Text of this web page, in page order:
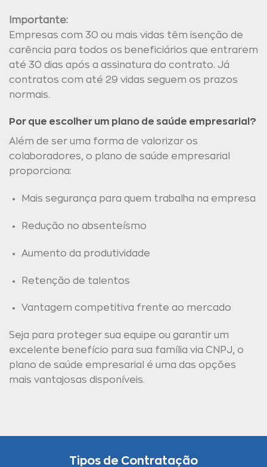
Importante:
Empresas com 30 ou mais vidas têm isenção de
carência para todos os beneficiários que entrarem
até 30 dias após a assinatura do contrato. Já
contratos com até 29 vidas seguem os prazos
normais.
Por que escolher um plano de saúde empresarial?
Além de ser uma forma de valorizar os
colaboradores, o plano de saúde empresarial
proporciona:
Mais segurança para quem trabalha na empresa
Redução no absenteísmo
Aumento da produtividade
Retenção de talentos
Vantagem competitiva frente ao mercado
Seja para proteger sua equipe ou garantir um
excelente benefício para sua família via CNPJ, o
plano de saúde empresarial é uma das opções
mais vantajosas disponíveis.
Tipos de Contratação